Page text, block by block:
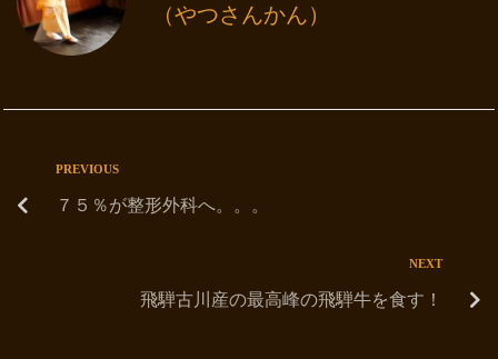
（やつさんかん）
PREVIOUS
７５％が整形外科へ。。。
NEXT
飛騨古川産の最高峰の飛騨牛を食す！